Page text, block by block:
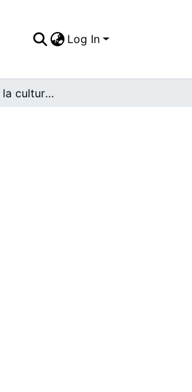
Log In
Pinza de oro de la cultura Calima